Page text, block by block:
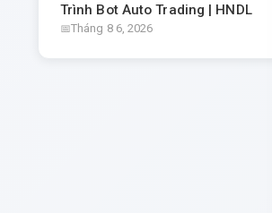
Trình Bot Auto Trading | HNDL
Tháng 8 6, 2026